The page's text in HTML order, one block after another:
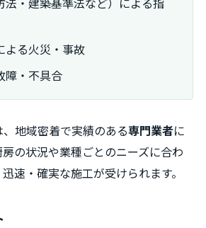
よる火災・事故
障・不具合
地域密着で実績のある専門業者に
の状況や業種ごとのニーズに合わ
速・確実な施工が受けられます。